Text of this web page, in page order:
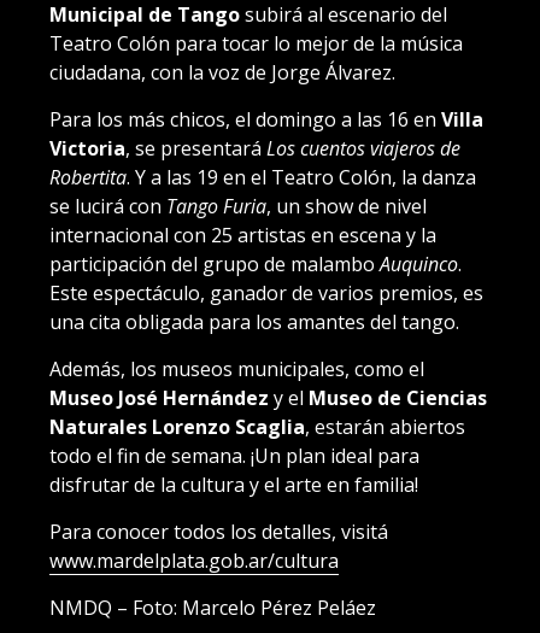
Municipal de Tangosubirá al escenario del
Teatro Colón para tocar lo mejor de la música
ciudadana, con la voz de Jorge Álvarez.
Para los más chicos, el domingo a las 16 en Villa
Victoria, se presentará Los cuentos viajeros de
Robertita. Y a las 19 en el Teatro Colón, la danza
se lucirá con Tango Furia, un show de nivel
internacional con 25 artistas en escena y la
participación del grupo de malamboAuquinco.
Este espectáculo, ganador de varios premios, es
una cita obligada para los amantes del tango.
Además, los museos municipales, como el
Museo José Hernández y el Museo de Ciencias
Naturales Lorenzo Scaglia, estarán abiertos
todo el fin de semana. ¡Un plan ideal para
disfrutar de la cultura y el arte en familia!
Para conocer todos los detalles, visitá
www.mardelplata.gob.ar/cultura
NMDQ – Foto: Marcelo Pérez Peláez